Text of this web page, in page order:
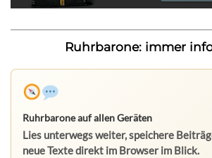
Ruhrbarone: immer
Ruhrbarone auf allen Geräten
Lies unterwegs weiter, speichere
neue Texte direkt im Browser im Blick.